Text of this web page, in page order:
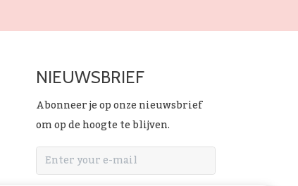
NIEUWSBRIEF
Abonneer je op onze nieuwsbrief
om op de hoogte te blijven.